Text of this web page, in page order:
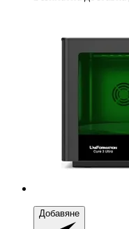
Добавяне